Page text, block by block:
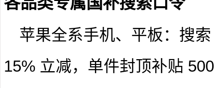
苹果全系手机、平板 ：搜
15% 立减，单件封顶补贴